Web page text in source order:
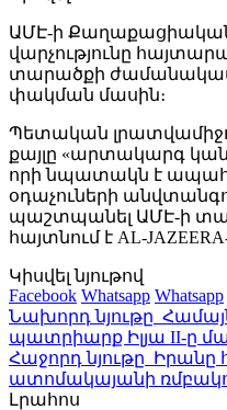
ԱՄԷ-ի
վարչությունը
տարածքի
փակման մասին։
Պետական
քայլը «արտակարգ
որի նպատակն է
օդաչուների
պաշտպանել ԱՄԷ-ի
հայտնում է AL-
Կիսվել նյութով
Facebook Whatsapp Whatsapp
Նախորդ նյութը
պատրիարք Իլյա II-ը
Հաջորդ նյութը Իրանը
ատոմակայանի
Լրահոս